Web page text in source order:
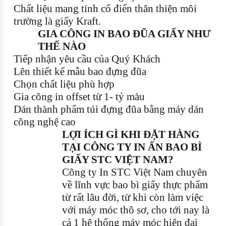
Chất liệu mang tính cổ điển thân thiện môi
trường là giấy Kraft.
GIA CÔNG IN BAO ĐŨA GIẤY NHƯ
THẾ NÀO
Tiếp nhận yêu cầu của Quý Khách
Lên thiết kế mẫu bao đựng đũa
Chọn chất liệu phù hợp
Gia công in offset từ 1- tỷ màu
Dán thành phẩm túi đựng đũa bằng máy dán
công nghệ cao
LỢI ÍCH GÌ KHI ĐẶT HÀNG
TẠI CÔNG TY IN ẤN BAO BÌ
GIẤY STC VIỆT NAM?
Công ty In STC Việt Nam chuyên
về lĩnh vực bao bì giấy thực phẩm
từ rất lâu đời, từ khi còn làm việc
với máy móc thô sơ, cho tới nay là
cả 1 hệ thống máy móc hiện đại